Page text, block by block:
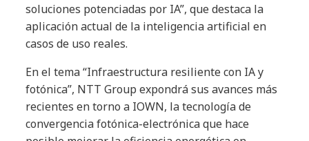
soluciones potenciadas por IA”, que destaca la
aplicación actual de la inteligencia artificial en
casos de uso reales.
En el tema “Infraestructura resiliente con IA y
fotónica”, NTT Group expondrá sus avances más
recientes en torno a IOWN, la tecnología de
convergencia fotónica-electrónica que hace